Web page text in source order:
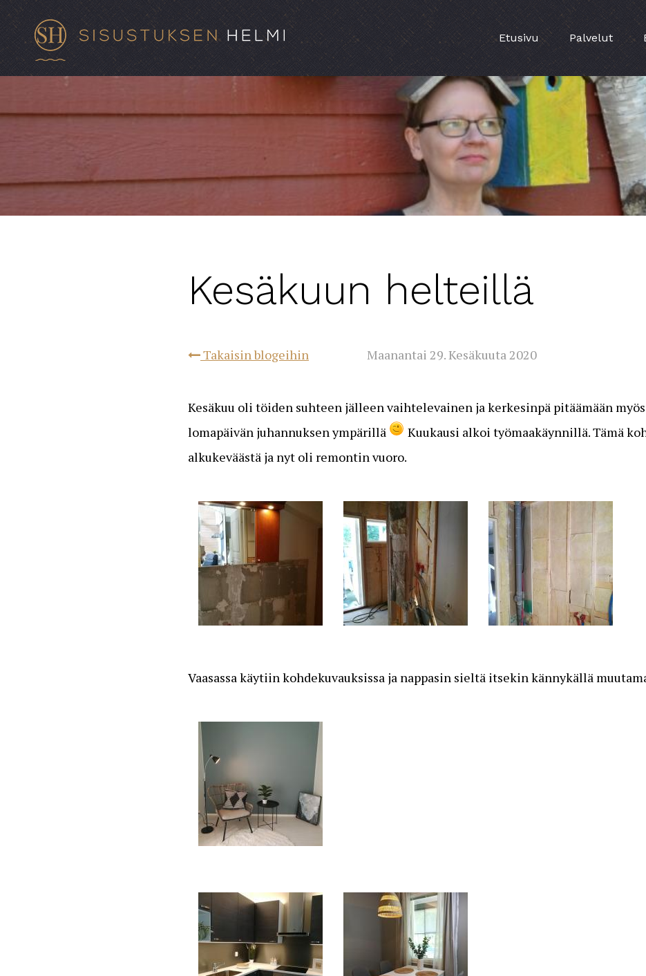
Etusivu Palvelut
Kesäkuun helteillä
Takaisin blogeihin Maanantai 29. Kesäkuuta 2020
Kesäkuu oli töiden suhteen jälleen vaihtelevainen ja kerkesinpä pitäämään
lomapäivän juhannuksen ympärillä
Kuukausi alkoi työmaakäynnillä. Tämä
alkukeväästä ja nyt oli remontin vuoro.
Vaasassa käytiin kohdekuvauksissa ja nappasin sieltä itsekin kännykällä